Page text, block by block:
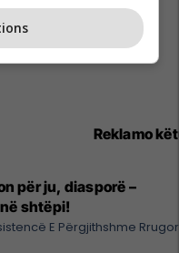
Reklamo
për ju, diasporë –
shtëpi!
E Përgjithshme